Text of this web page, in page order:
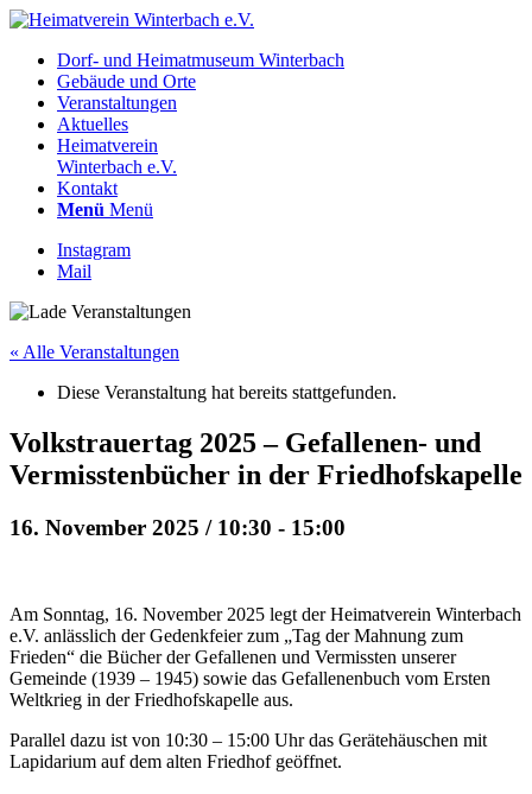
Dorf- und Heimatmuseum Winterbach
Gebäude und Orte
Veranstaltungen
Aktuelles
Heimatverein
Winterbach e.V.
Kontakt
Menü Menü
Instagram
Mail
« Alle Veranstaltungen
Diese Veranstaltung hat bereits stattgefunden.
Volkstrauertag 2025 – Gefallenen- und
Vermisstenbücher in der Friedhofskapelle
16. November 2025 / 10:30 - 15:00
Am Sonntag, 16. November 2025 legt der Heimatverein Winterbach
e.V. anlässlich der Gedenkfeier zum „Tag der Mahnung zum
Frieden“ die Bücher der Gefallenen und Vermissten unserer
Gemeinde (1939 – 1945) sowie das Gefallenenbuch vom Ersten
Weltkrieg in der Friedhofskapelle aus.
Parallel dazu ist von 10:30 – 15:00 Uhr das Gerätehäuschen mit
Lapidarium auf dem alten Friedhof geöffnet.